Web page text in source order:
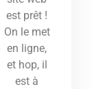
est prêt !
On le met
en ligne,
et hop, il
est à